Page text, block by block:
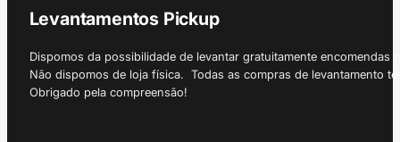
Levantamentos Pickup
Dispomos da possibilidade de levantar gratuitamente
Não dispomos de loja física. Todas as compras de levantamento
Obrigado pela compreensão!